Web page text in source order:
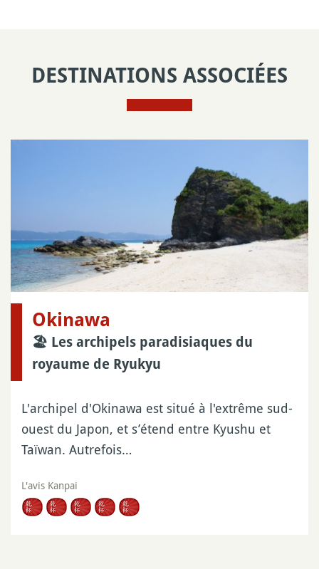
DESTINATIONS ASSOCIÉES
Okinawa
🏖 Les archipels paradisiaques du
royaume de Ryukyu
L'archipel d'Okinawa est situé à l'extrême sud-
ouest du Japon, et s’étend entre Kyushu et
Taïwan. Autrefois…
L'avis Kanpai